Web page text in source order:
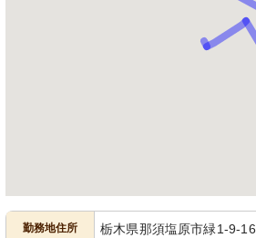
勤務地住所 栃木県那須塩原市緑1-9-16